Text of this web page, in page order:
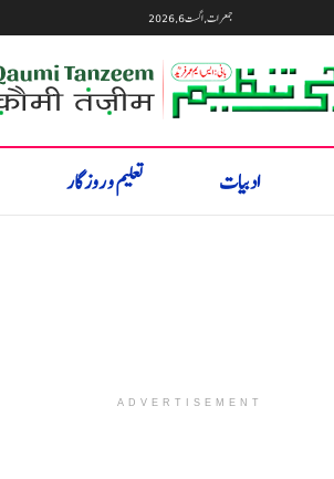
جمعرات, اگست 6, 2026
ادبیات تعلیم و روزگار
ADVERTISEMENT